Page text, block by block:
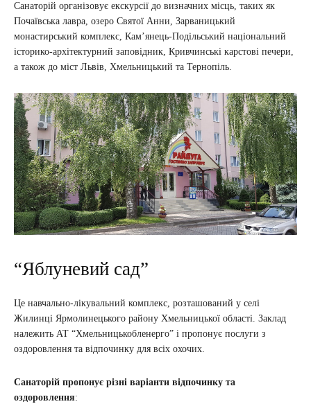
Санаторій організовує екскурсії до визначних місць, таких як
Почаївська лавра, озеро Святої Анни, Зарваницький
монастирський комплекс, Кам’янець-Подільський національний
історико-архітектурний заповідник, Кривчинські карстові печери,
а також до міст Львів, Хмельницький та Тернопіль.
“Яблуневий сад”
Це навчально-лікувальний комплекс, розташований у селі
Жилинці Ярмолинецького району Хмельницької області. Заклад
належить АТ “Хмельницькобленерго” і пропонує послуги з
оздоровлення та відпочинку для всіх охочих.
Санаторій пропонує різні варіанти відпочинку та
оздоровлення: